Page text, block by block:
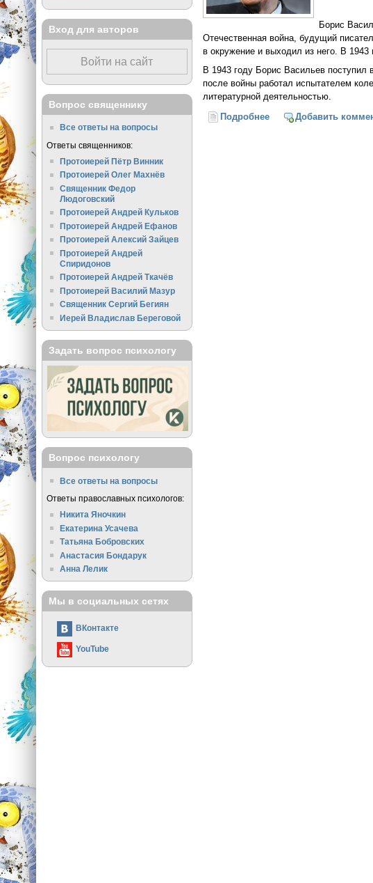
Борис
Отечественная война, будущий
в окружение и выходил из него. В 1943
В 1943 году Борис Васильев поступил
после войны работал испытателем
литературной деятельностью.
Подробнеео В Москве скончался
Добавить
Вход для авторов
Войти на сайт
Вопрос священнику
Все ответы на вопросы
Ответы священников:
Протоиерей Пётр Винник
Протоиерей Олег Махнёв
Священник Федор
Людоговский
Протоиерей Андрей Кульков
Протоиерей Андрей Ефанов
Протоиерей Алексий Зайцев
Протоиерей Андрей
Спиридонов
Протоиерей Андрей Ткачёв
Протоиерей Василий Мазур
Священник Сергий Бегиян
Иерей Владислав Береговой
Задать вопрос психологу
Вопрос психологу
Все ответы на вопросы
Ответы православных психологов:
Никита Яночкин
Екатерина Усачева
Татьяна Бобровских
Анастасия Бондарук
Анна Лелик
Мы в социальных сетях
ВКонтакте
YouTube